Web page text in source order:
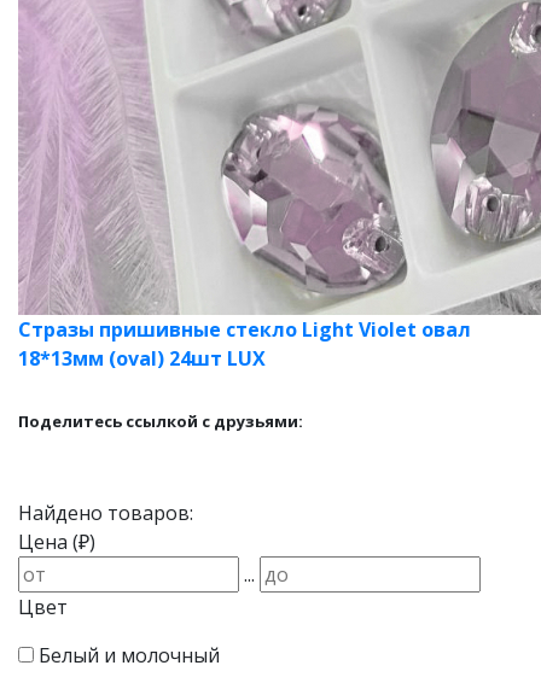
Стразы пришивные стекло Light Violet овал
18*13мм (oval) 24шт LUX
Поделитесь ссылкой с друзьями:
Найдено товаров:
Цена (₽)
...
Цвет
Белый и молочный